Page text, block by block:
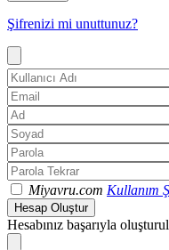
Şifrenizi mi unuttunuz?
Miyavru.com Kullanım
Hesap Oluştur
Hesabınız başarıyla